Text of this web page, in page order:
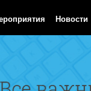
Новости